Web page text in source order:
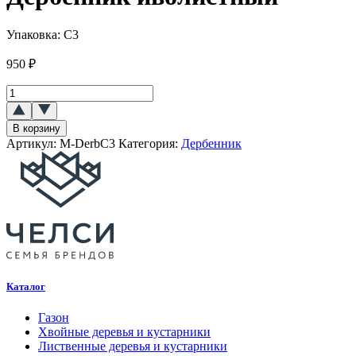
Упаковка: С3
950 ₽
Количество
товара
Дербенник
иволистный
В корзину
Артикул: M-DerbC3 Категория: Дербенник
Каталог
Газон
Хвойные деревья и кустарники
Лиственные деревья и кустарники